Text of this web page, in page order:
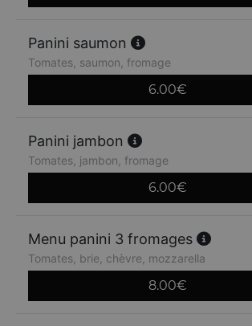
Panini saumon
Tomates, saumon, fromage
6.00€
Panini jambon
Tomates, jambon, fromage
6.00€
Menu panini 3 fromages
Tomates, brie, chèvre, mozzarella
8.00€